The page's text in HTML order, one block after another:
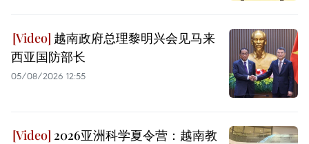
越南政府总理黎明兴会见马来
西亚国防部长
05/08/2026 12:55
2026亚洲科学夏令营：越南教